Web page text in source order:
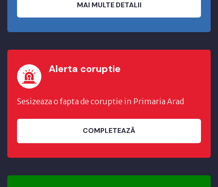
MAI MULTE DETALII
Alerta coruptie
Sesizeaza o fapta de coruptie in Primaria Arad
COMPLETEAZĂ